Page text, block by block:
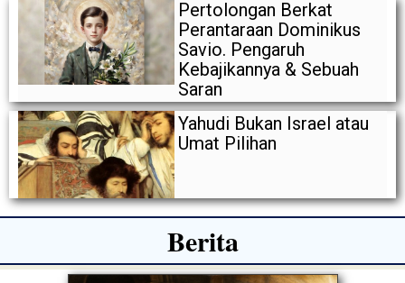
Pertolongan Berkat
Perantaraan Dominikus
Savio. Pengaruh
Kebajikannya & Sebuah
Saran
Yahudi Bukan Israel atau
Umat Pilihan
Berita